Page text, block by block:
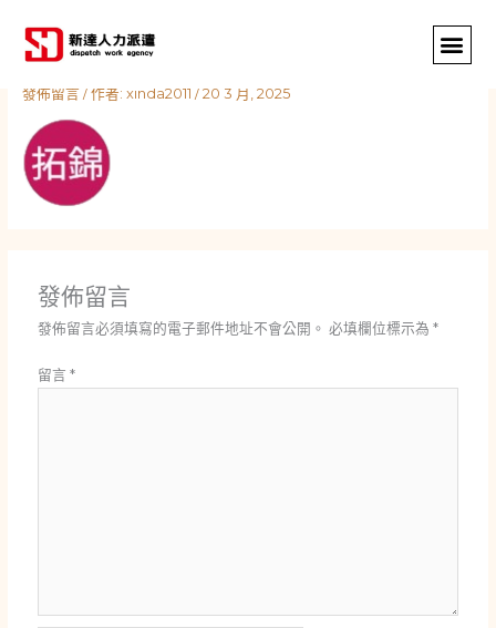
發佈留言 / 作者: xinda2011 / 20 3 月, 2025
發佈留言
發佈留言必須填寫的電子郵件地址不會公開。 必填欄位標示為*
留言*